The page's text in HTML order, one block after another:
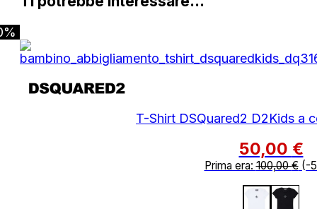
T-Shirt DSQuared2 D2Kids a
50,00 €
Prima era:100,00€(-